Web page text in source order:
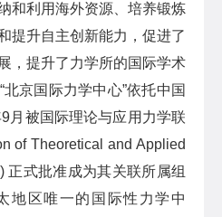
和利用海外资源、培养锻炼
提升自主创新能力，促进了
，提升了力学所的国际学术
京国际力学中心”依托中国
月被国际理论与应用力学联
of Theoretical and Applied
正式批准成为其关联所属组
地区唯一的国际性力学中